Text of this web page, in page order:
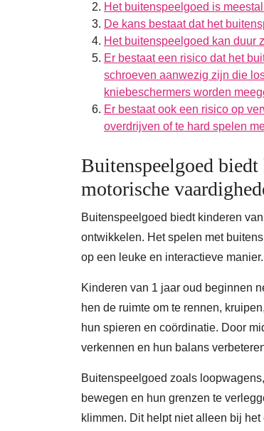
Het buitenspeelgoed is
De kans bestaat dat het
Het buitenspeelgoed kan duur
Er bestaat een risico dat het
schroeven aanwezig zijn die
kniebeschermers worden
Er bestaat ook een risico op
overdrijven of te hard spelen
Buitenspeelgoed
motorische
Buitenspeelgoed biedt kinderen
ontwikkelen. Het spelen met
op een leuke en interactieve manier.
Kinderen van 1 jaar oud beginnen
hen de ruimte om te rennen,
hun spieren en coördinatie. Door
verkennen en hun balans
Buitenspeelgoed zoals
bewegen en hun grenzen te
klimmen. Dit helpt niet alleen bij